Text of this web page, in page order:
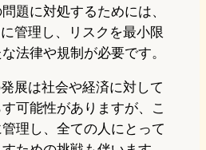
題に対処するためには、
管理し、リスクを最小限
法律や規制が必要です。
展は社会や経済に対して
可能性がありますが、こ
理し、全ての人にとって